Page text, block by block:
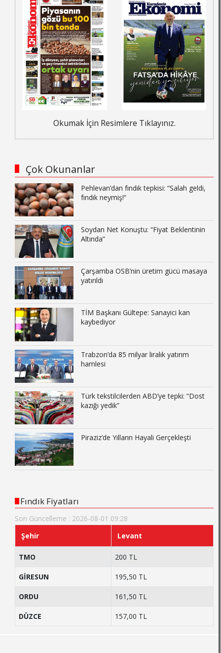
Okumak İçin Resimlere Tıklayınız.
Çok Okunanlar
Pehlevan’dan fındık tepkisi: “Salah geldi,
fındık neymiş!”
Soydan Net Konuştu: “Fiyat Beklentinin
Altında”
Çarşamba OSB’nin üretim gücü masaya
yatırıldı
TİM Başkanı Gültepe: Sanayici kan
kaybediyor
Trabzon’da 85 milyar liralık yatırım
hamlesi
Türk tekstilcilerden ABD’ye tepki: “Dost
kazığı yedik”
Piraziz’de Yılların Hayali Gerçekleşti
Fındık Fiyatları
Son Güncelleme : 2026-08-01 09:28
Şehir
Levant
TMO 200 TL
GİRESUN 195,50 TL
ORDU 161,50 TL
DÜZCE 157,00 TL